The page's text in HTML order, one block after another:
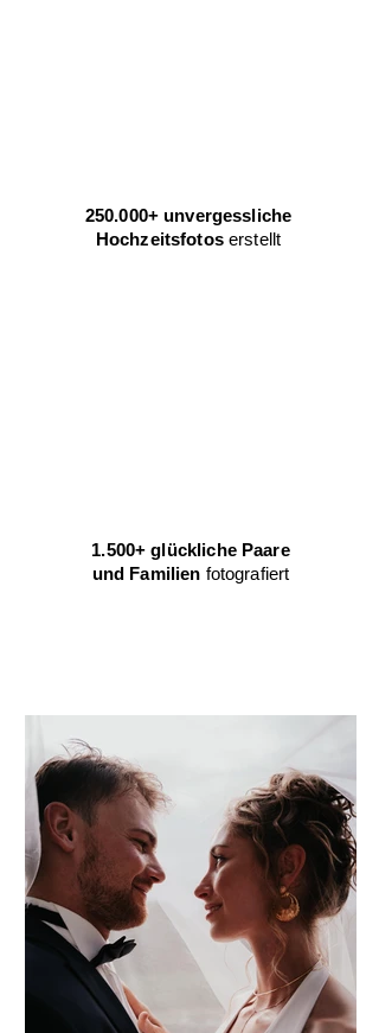
250.000+ unvergessliche
Hochzeitsfotoserstellt
1.500+ glückliche Paare
und Familien fotografiert